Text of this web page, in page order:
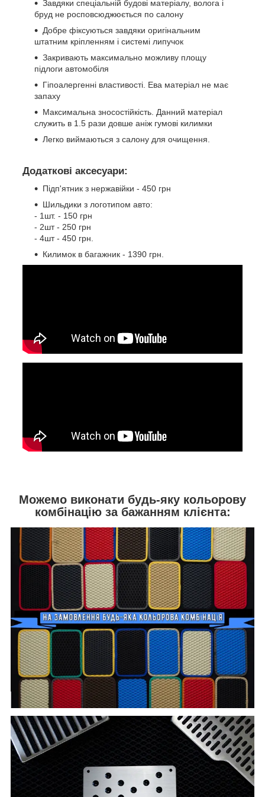
Завдяки спеціальній будові матеріалу, волога і
бруд не росповсюджюється по салону
Добре фіксуються завдяки оригінальним
штатним кріпленням і системі липучок
Закривають максимально можливу площу
підлоги автомобіля
Гіпоалергенні властивості. Ева матеріал не має
запаху
Максимальна зносостійкість. Данний матеріал
служить в 1.5 рази довше аніж гумові килимки
Легко виймаються з салону для очищення.
Додаткові аксесуари:
Підп'ятник з нержавійки - 450 грн
Шильдики з логотипом авто:
- 1шт. - 150 грн
- 2шт - 250 грн
- 4шт - 450 грн.
Килимок в багажник - 1390 грн.
Можемо виконати будь-яку кольорову
комбінацію за бажанням клієнта: